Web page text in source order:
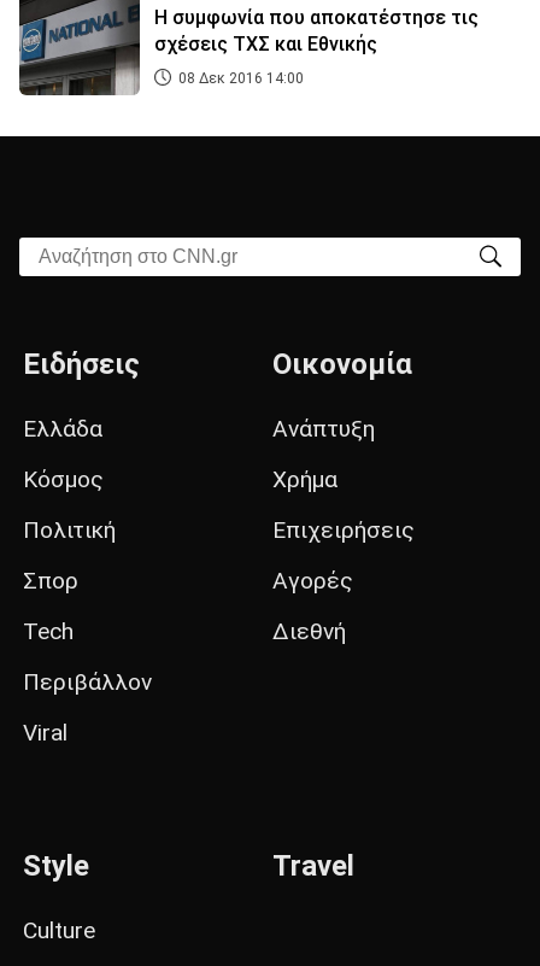
Η συμφωνία που αποκατέστησε τις
σχέσεις ΤΧΣ και Εθνικής
08 Δεκ 2016 14:00
Αναζήτηση στο CNN.gr
Ειδήσεις
Ελλάδα
Κόσμος
Πολιτική
Σπορ
Tech
Περιβάλλον
Viral
Οικονομία
Ανάπτυξη
Χρήμα
Επιχειρήσεις
Αγορές
Διεθνή
Style
Culture
Travel